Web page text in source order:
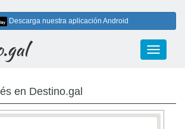
Descarga nuestra aplicación Android
Toggle
en Destino.gal